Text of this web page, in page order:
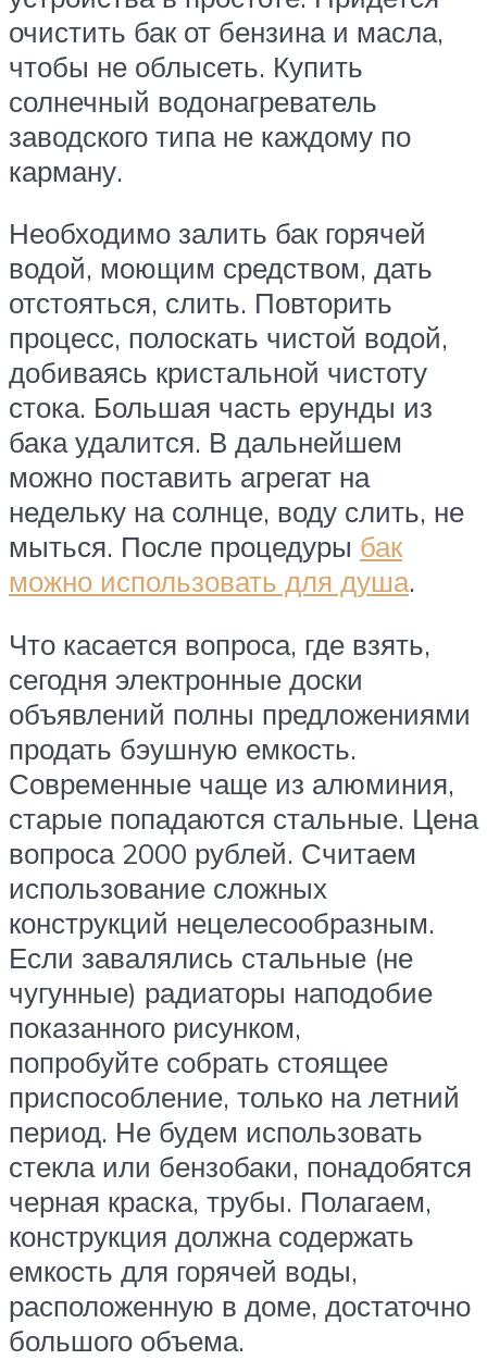
очистить бак от бензина и масла,
чтобы не облысеть. Купить
солнечный водонагреватель
заводского типа не каждому по
карману.
Необходимо залить бак горячей
водой, моющим средством, дать
отстояться, слить. Повторить
процесс, полоскать чистой водой,
добиваясь кристальной чистоту
стока. Большая часть ерунды из
бака удалится. В дальнейшем
можно поставить агрегат на
недельку на солнце, воду слить, не
мыться. После процедуры бак
можно использовать для душа.
Что касается вопроса, где взять,
сегодня электронные доски
объявлений полны предложениями
продать бэушную емкость.
Современные чаще из алюминия,
старые попадаются стальные. Цена
вопроса 2000 рублей. Считаем
использование сложных
конструкций нецелесообразным.
Если завалялись стальные (не
чугунные) радиаторы наподобие
показанного рисунком,
попробуйте собрать стоящее
приспособление, только на летний
период. Не будем использовать
стекла или бензобаки, понадобятся
черная краска, трубы. Полагаем,
конструкция должна содержать
емкость для горячей воды,
расположенную в доме, достаточно
большого объема.